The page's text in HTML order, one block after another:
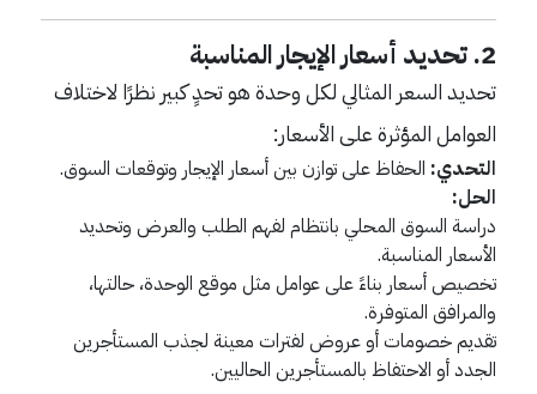
2. تحديد أسعار الإيجار المناسبة
تحديد السعر المثالي لكل وحدة هو تحدٍ كبير نظرًا لاختلاف
العوامل المؤثرة على الأسعار:
التحدي: الحفاظ على توازن بين أسعار الإيجار وتوقعات السوق.
الحل:
دراسة السوق المحلي بانتظام لفهم الطلب والعرض وتحديد
الأسعار المناسبة.
تخصيص أسعار بناءً على عوامل مثل موقع الوحدة، حالتها،
والمرافق المتوفرة.
تقديم خصومات أو عروض لفترات معينة لجذب المستأجرين
الجدد أو الاحتفاظ بالمستأجرين الحاليين.